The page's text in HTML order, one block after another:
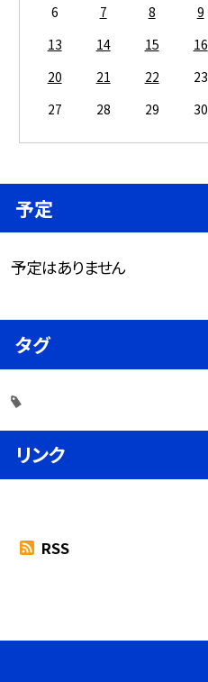
6
7 8 9
13
14 15 16
20
21 22 23
27
28 29 30
予定
予定はありません
タグ
リンク
RSS